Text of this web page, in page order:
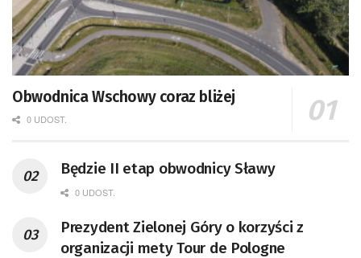
Obwodnica Wschowy coraz bliżej
0 UDOST.
Będzie II etap obwodnicy Sławy
0 UDOST.
Prezydent Zielonej Góry o korzyści z
organizacji mety Tour de Pologne